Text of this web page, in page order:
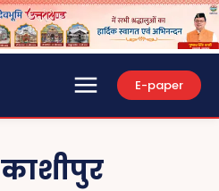
E-paper
काशीपुर